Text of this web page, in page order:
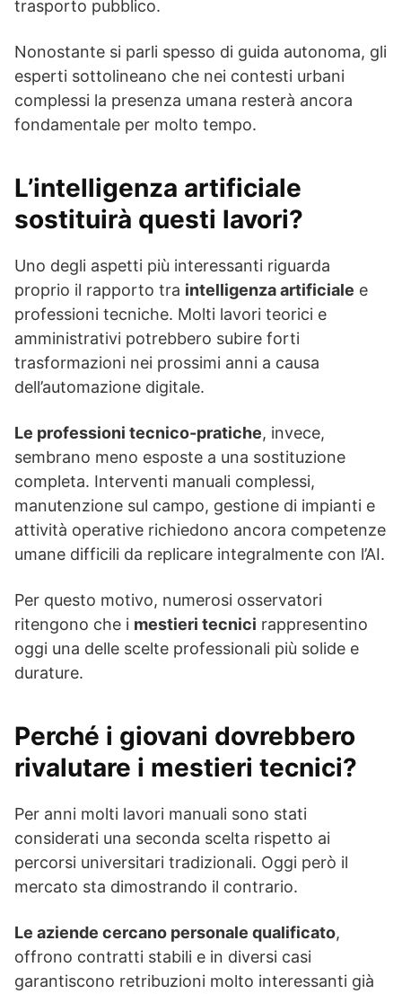
trasporto pubblico.
Nonostante si parli spesso di guida autonoma, gli
esperti sottolineano che nei contesti urbani
complessi la presenza umana resterà ancora
fondamentale per molto tempo.
L’intelligenza artificiale
sostituirà questi lavori?
Uno degli aspetti più interessanti riguarda
proprio il rapporto tra intelligenza artificiale e
professioni tecniche. Molti lavori teorici e
amministrativi potrebbero subire forti
trasformazioni nei prossimi anni a causa
dell’automazione digitale.
Le professioni tecnico-pratiche, invece,
sembrano meno esposte a una sostituzione
completa. Interventi manuali complessi,
manutenzione sul campo, gestione di impianti e
attività operative richiedono ancora competenze
umane difficili da replicare integralmente con l’AI.
Per questo motivo, numerosi osservatori
ritengono che i mestieri tecnici rappresentino
oggi una delle scelte professionali più solide e
durature.
Perché i giovani dovrebbero
rivalutare i mestieri tecnici?
Per anni molti lavori manuali sono stati
considerati una seconda scelta rispetto ai
percorsi universitari tradizionali. Oggi però il
mercato sta dimostrando il contrario.
Le aziende cercano personale qualificato,
offrono contratti stabili e in diversi casi
garantiscono retribuzioni molto interessanti già